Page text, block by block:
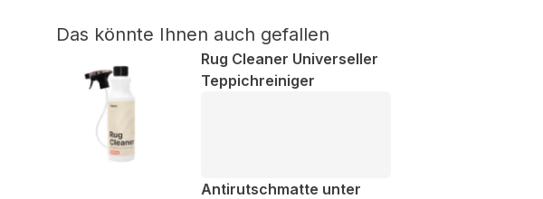
Das könnte Ihnen auch gefallen
Rug Cleaner Universeller
Teppichreiniger
Antirutschmatte unter